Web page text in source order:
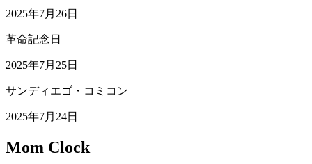
2025年7月26日
革命記念日
2025年7月25日
サンディエゴ・コミコン
2025年7月24日
Mom Clock